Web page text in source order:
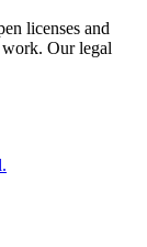
licenses and
work. Our legal